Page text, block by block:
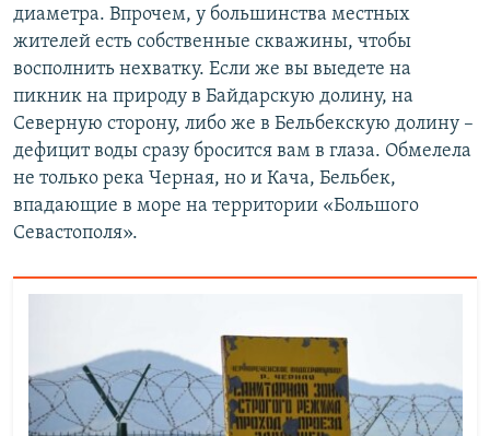
диаметра. Впрочем, у большинства местных
жителей есть собственные скважины, чтобы
восполнить нехватку. Если же вы выедете на
пикник на природу в Байдарскую долину, на
Северную сторону, либо же в Бельбекскую долину –
дефицит воды сразу бросится вам в глаза. Обмелела
не только река Черная, но и Кача, Бельбек,
впадающие в море на территории «Большого
Севастополя».